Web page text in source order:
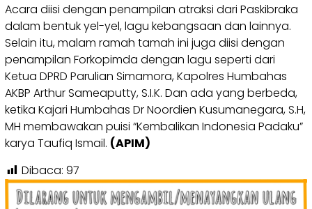
Acara diisi dengan penampilan atraksi dari Paskibraka
dalam bentuk yel-yel, lagu kebangsaan dan lainnya.
Selain itu, malam ramah tamah ini juga diisi dengan
penampilan Forkopimda dengan lagu seperti dari
Ketua DPRD Parulian Simamora, Kapolres Humbahas
AKBP Arthur Sameaputty, S.I.K. Dan ada yang berbeda,
ketika Kajari Humbahas Dr Noordien Kusumanegara, S.H,
MH membawakan puisi “Kembalikan Indonesia Padaku”
karya Taufiq Ismail. (APIM)
Dibaca: 97